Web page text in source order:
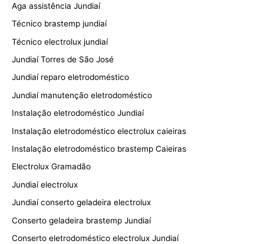
Aga assistência Jundiaí
Técnico brastemp jundiaí
Técnico electrolux jundiaí
Jundiaí Torres de São José
Jundiaí reparo eletrodoméstico
Jundiaí manutenção eletrodoméstico
Instalação eletrodoméstico Jundiaí
Instalação eletrodoméstico electrolux caieiras
Instalação eletrodoméstico brastemp Caieiras
Electrolux Gramadão
Jundiaí electrolux
Jundiaí conserto geladeira electrolux
Conserto geladeira brastemp Jundiaí
Conserto eletrodoméstico electrolux Jundiaí